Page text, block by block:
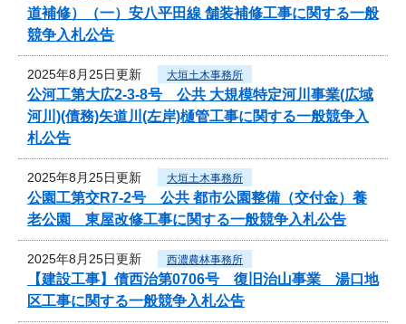
道補修）（一）安八平田線 舗装補修工事に関する一般
競争入札公告
2025年8月25日更新 大垣土木事務所
公河工第大広2-3-8号 公共 大規模特定河川事業(広域
河川)(債務)矢道川(左岸)樋管工事に関する一般競争入
札公告
2025年8月25日更新 大垣土木事務所
公園工第交R7-2号 公共 都市公園整備（交付金）養
老公園 東屋改修工事に関する一般競争入札公告
2025年8月25日更新 西濃農林事務所
【建設工事】債西治第0706号 復旧治山事業 湯口地
区工事に関する一般競争入札公告